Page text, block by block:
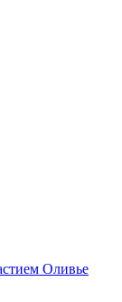
Оливье